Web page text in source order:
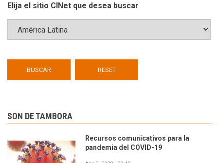
Elija el sitio CINet que desea buscar
SON DE TAMBORA
Recursos comunicativos para la
pandemia del COVID-19